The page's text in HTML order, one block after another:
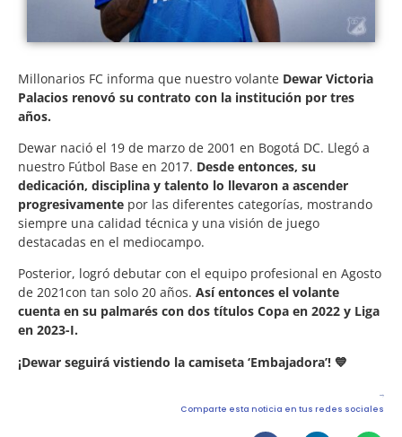
Millonarios FC informa que nuestro volante Dewar Victoria
Palacios renovó su contrato con la institución por tres
años.
Dewar nació el 19 de marzo de 2001 en Bogotá DC. Llegó a
nuestro Fútbol Base en 2017. Desde entonces, su
dedicación, disciplina y talento lo llevaron a ascender
progresivamente por las diferentes categorías, mostrando
siempre una calidad técnica y una visión de juego
destacadas en el mediocampo.
Posterior, logró debutar con el equipo profesional en Agosto
de 2021con tan solo 20 años. Así entonces el volante
cuenta en su palmarés con dos títulos Copa en 2022 y Liga
en 2023-I.
¡Dewar seguirá vistiendo la camiseta ‘Embajadora’! 💙
Comparte esta noticia en tus redes sociales